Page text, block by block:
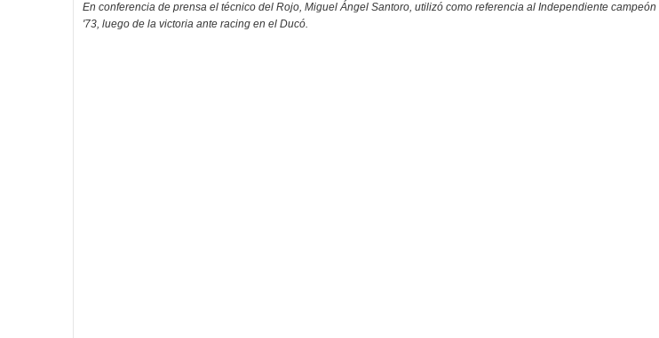
En conferencia de prensa el técnico del Rojo, Miguel Ángel Santoro, utilizó como referencia al Independiente
'73, luego de la victoria ante racing en el Ducó.